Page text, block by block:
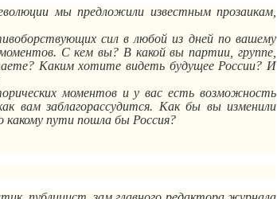
мы предложили известным прозаикам,
сил в любой из дней по вашему
С кем вы? В какой вы партии, группе,
Каким хотите видеть будущее России? И
моментов и у вас есть возможность
вам заблагорассудится. Как бы вы изменили
пути пошла бы Россия?